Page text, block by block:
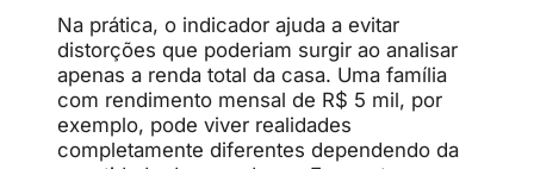
Na prática, o indicador ajuda a evitar
distorções que poderiam surgir ao analisar
apenas a renda total da casa. Uma família
com rendimento mensal de R$ 5 mil, por
exemplo, pode viver realidades
completamente diferentes dependendo da